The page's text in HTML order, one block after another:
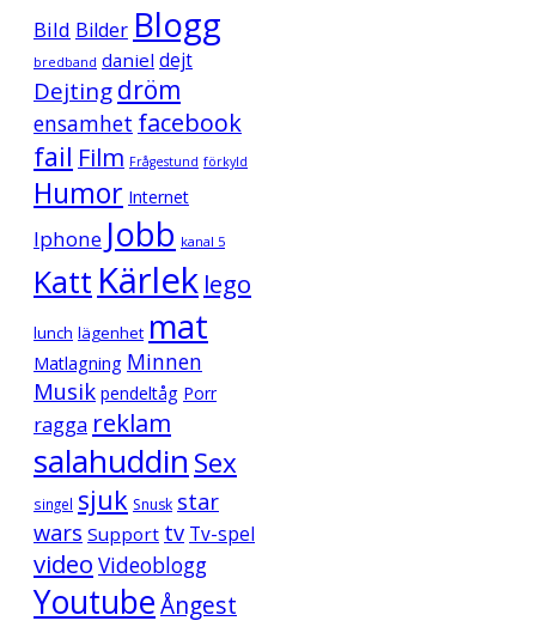
Bild Bilder Blogg
bredband daniel dejt
Dejtingdröm
ensamhet facebook
fail Film Frågestund förkyld
Humor Internet
Iphone Jobb kanal 5
Katt Kärlek lego
lunch lägenhet mat
Matlagning Minnen
Musik pendeltåg Porr
ragga reklam
salahuddin Sex
singel sjuk Snusk star
wars Support tv Tv-spel
video Videoblogg
YoutubeÅngest